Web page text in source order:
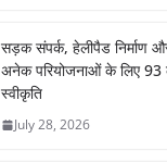
सड़क संपर्क, हेलीपैड निर्माण
अनेक परियोजनाओं के लिए 93
स्वीकृति
July 28, 2026